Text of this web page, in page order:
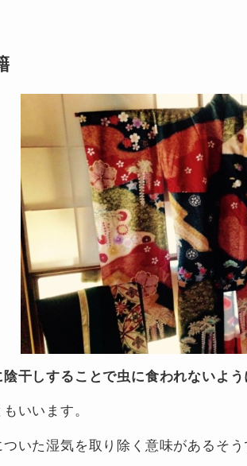
干しすることで虫に食われないよう
もいいます。
いた湿気を取り除く意味があるそう